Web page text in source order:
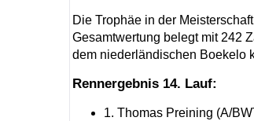
Die Trophäe in der
Gesamtwertung belegt mit 242
dem niederländischen Boekelo
Rennergebnis 14. Lauf:
1. Thomas Preining (A/